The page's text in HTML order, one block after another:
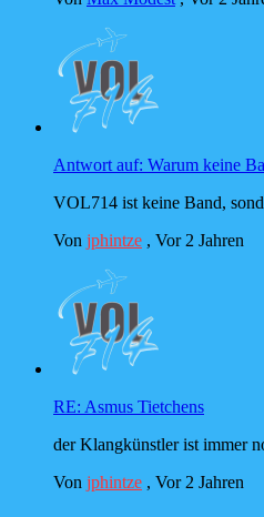
Antwort auf: Warum keine
VOL714 ist keine Band,
Von jphintze , Vor 2 Jahren
RE: Asmus Tietchens
der Klangkünstler ist immer
Von jphintze , Vor 2 Jahren